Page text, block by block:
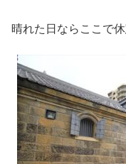
晴れた日ならここで